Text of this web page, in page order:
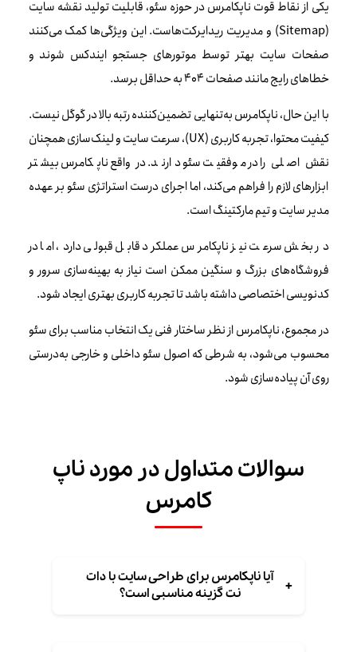
یکی از نقاط قوت ناپکامرس در حوزه سئو، قابلیت تولید نقشه سایت
(Sitemap) و مدیریت ریدایرکت‌هاست. این ویژگی‌ها کمک می‌کنند
صفحات سایت بهتر توسط موتورهای جستجو ایندکس شوند و
خطاهای رایج مانند صفحات 404 به حداقل برسد.
با این حال، ناپکامرس به‌تنهایی تضمین‌کننده رتبه بالا در گوگل نیست.
کیفیت محتوا، تجربه کاربری (UX)، سرعت سایت و لینک‌سازی همچنان
نقش اصلی را در موفقیت سئو دارند. در واقع ناپکامرس بیشتر
ابزارهای لازم را فراهم می‌کند، اما اجرای درست استراتژی سئو بر عهده
مدیر سایت و تیم مارکتینگ است.
در بخش سرعت نیز ناپکامرس عملکرد قابل قبولی دارد، اما در
فروشگاه‌های بزرگ و سنگین ممکن است نیاز به بهینه‌سازی سرور و
کدنویسی اختصاصی داشته باشد تا تجربه کاربری بهتری ایجاد شود.
در مجموع، ناپکامرس از نظر ساختار فنی یک انتخاب مناسب برای سئو
محسوب می‌شود، به شرطی که اصول سئو داخلی و خارجی به‌درستی
روی آن پیاده‌سازی شود.
سوالات متداول در مورد ناپ
کامرس
+
آیا ناپکامرس برای طراحی سایت با دات
نت گزینه مناسبی است؟